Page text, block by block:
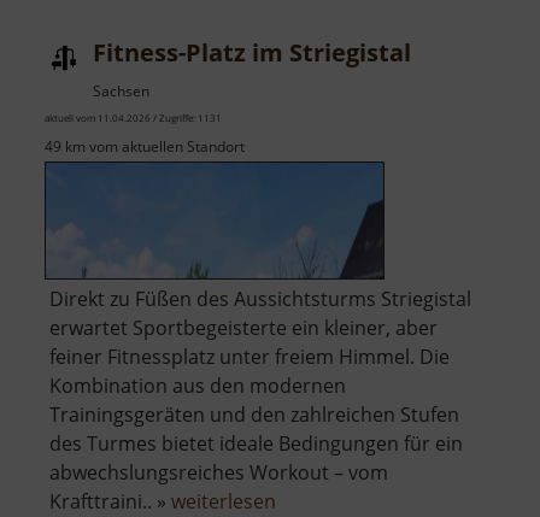
Fitness-Platz im Striegistal
Sachsen
aktuell vom 11.04.2026 / Zugriffe: 1131
49 km vom aktuellen Standort
​Direkt zu Füßen des Aussichtsturms Striegistal
erwartet Sportbegeisterte ein kleiner, aber
feiner Fitnessplatz unter freiem Himmel. Die
Kombination aus den modernen
Trainingsgeräten und den zahlreichen Stufen
des Turmes bietet ideale Bedingungen für ein
abwechslungsreiches Workout – vom
Krafttraini.. » weiterlesen